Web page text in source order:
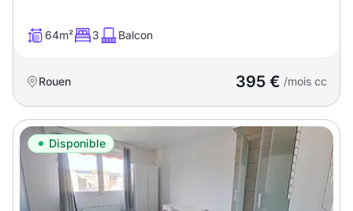
64m² 3 Balcon
Rouen 395 € /mois cc
Disponible